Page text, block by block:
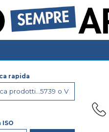
rapida
ISO